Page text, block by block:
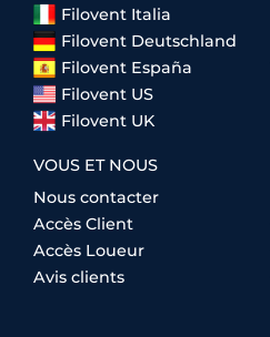
Filovent Italia
Filovent Deutschland
Filovent España
Filovent US
Filovent UK
VOUS ET NOUS
Nous contacter
Accès Client
Accès Loueur
Avis clients